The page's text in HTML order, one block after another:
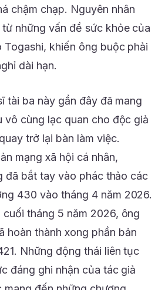
chậm chạp. Nguyên nhân
những vấn đề sức khỏe của
Togashi, khiến ông buộc phải
dài hạn.
tài ba này gần đây đã mang
vô cùng lạc quan cho độc giả
trở lại bàn làm việc.
mạng xã hội cá nhân,
đã bắt tay vào phác thảo các
430 vào tháng 4 năm 2026.
cuối tháng 5 năm 2026, ông
hoàn thành xong phần bản
Những động thái liên tục
đáng ghi nhận của tác giả